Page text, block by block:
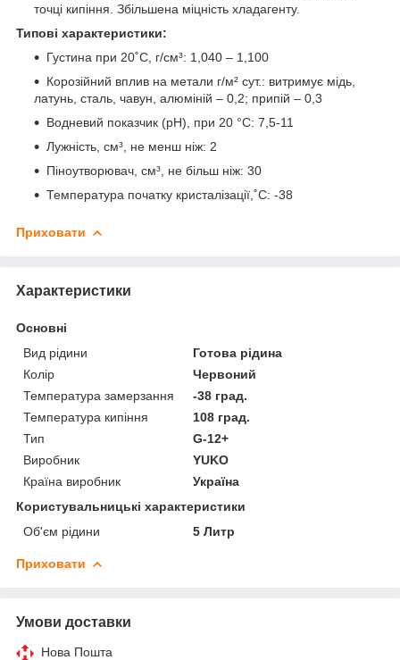
точці кипіння. Збільшена міцність хладагенту.
Типові характеристики:
Густина при 20˚С, г/см³: 1,040 – 1,100
Корозійний вплив на метали г/м² сут.: витримує мідь,
латунь, сталь, чавун, алюміній – 0,2; припій – 0,3
Водневий показчик (рН), при 20 °С: 7,5-11
Лужність, см³, не менш ніж: 2
Піноутворювач, см³, не більш ніж: 30
Температура початку кристалізації,˚С: -38
Приховати
Характеристики
Основні
Вид рідини
Готова рідина
Колір
Червоний
Температура замерзання
-38 град.
Температура кипіння
108 град.
Тип
G-12+
Виробник
YUKO
Країна виробник
Україна
Користувальницькі характеристики
Об'єм рідини
5 Литр
Приховати
Умови доставки
Нова Пошта